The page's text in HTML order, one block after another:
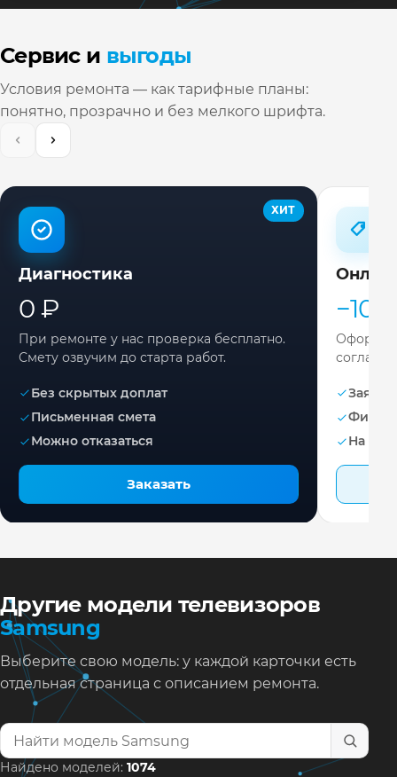
Сервис и выгоды
Условия ремонта — как тарифные планы:
понятно, прозрачно и без мелкого шрифта.
ХИТ
Диагностика
0 ₽
При ремонте у нас проверка бесплатно.
Смету озвучим до старта работ.
Без скрытых доплат
Письменная смета
Можно отказаться
Заказать
−10%
Заявка
На
Другие модели телевизоров
Samsung
Выберите свою модель: у каждой карточки есть
отдельная страница с описанием ремонта.
Найти модель телевизора
Найдено моделей: 1074